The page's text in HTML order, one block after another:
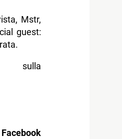
Mstr,
guest:
sulla